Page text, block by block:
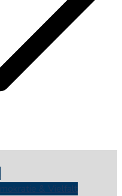
& Vielfalt